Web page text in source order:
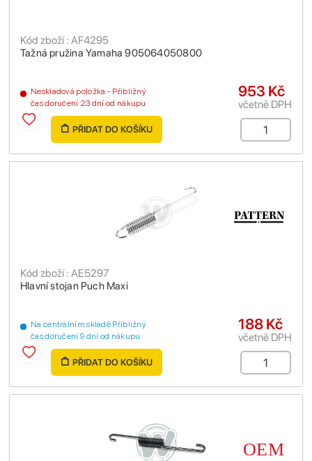
Tažná pružina Yamaha 905064050800
Kód zboží : AF4295
Neskladová položka - Přibližný
čas doručení 23 dní od nákupu
953 Kč
včetně DPH
PŘIDAT DO KOŠÍKU
Hlavní stojan Puch Maxi
Kód zboží : AE5297
Na centrálním skladě Přibližný
čas doručení 9 dní od nákupu
188 Kč
včetně DPH
PŘIDAT DO KOŠÍKU